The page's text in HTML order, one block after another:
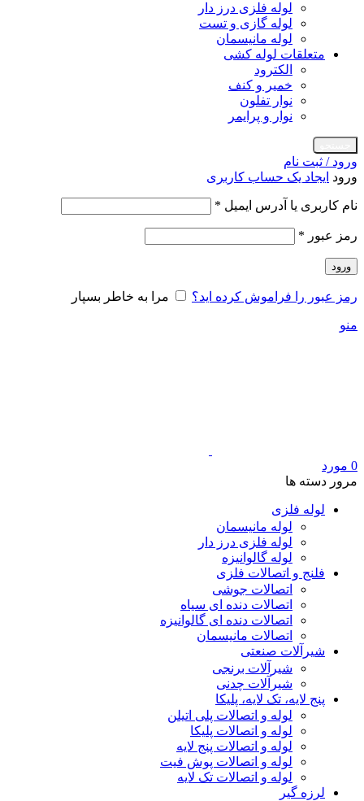
لوله فلزی درز دار
لوله گازی و تست
لوله مانیسمان
متعلقات لوله کشی
الکترود
خمیر و کنف
نوار تفلون
نوار و پرایمر
ورود / ثبت نام
ورود ایجاد یک حساب کاربری
نام کاربری یا آدرس ایمیل *
رمز عبور *
ورود
رمز عبور را فراموش کرده اید؟ مرا به خاطر بسپار
منو
0 مورد
مرور دسته ها
لوله فلزی
لوله مانیسمان
لوله فلزی درز دار
لوله گالوانیزه
فلنج و اتصالات فلزی
اتصالات جوشی
اتصالات دنده ای سیاه
اتصالات دنده ای گالوانیزه
اتصالات مانیسمان
شیرآلات صنعتی
شیرآلات برنجی
شیرآلات چدنی
پنج لایه، تک لایه، پلیکا
لوله و اتصالات پلی اتیلن
لوله و اتصالات پلیکا
لوله و اتصالات پنج لایه
لوله و اتصالات پوش فیت
لوله و اتصالات تک لایه
لرزه گیر